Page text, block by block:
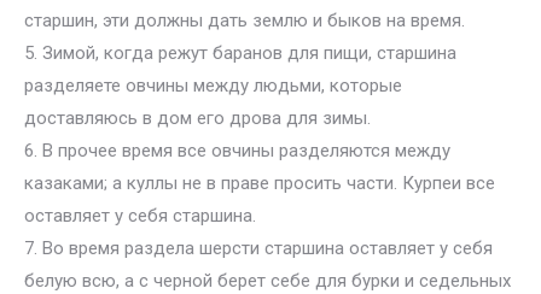
старшин, эти должны дать землю и быков на время.
5. Зимой, когда режут баранов для пищи, старшина
разделяете овчины между людьми, которые
доставляюсь в дом его дрова для зимы.
6. В прочее время все овчины разделяются между
казаками; а куллы не в праве просить части. Курпеи все
оставляет у себя старшина.
7. Во время раздела шерсти старшина оставляет у себя
белую всю, а с черной берет себе для бурки и седельных